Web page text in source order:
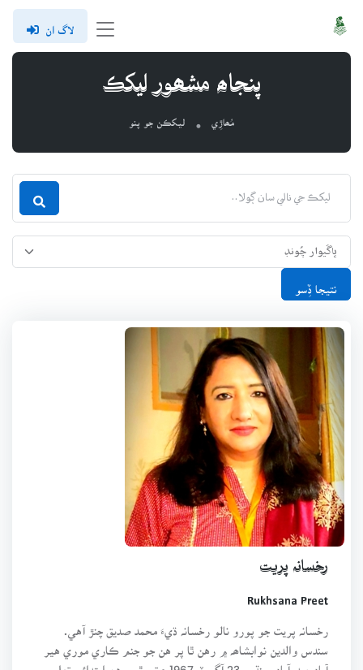
لاگ ان
پنجاھ مشھور ليکڪ
مُھاڙِي ليکڪن جو پنو
نتيجا ڏِسو
رخسانہ پريت
Rukhsana Preet
رخسانہ پريت جو پورو نالو رخسانہ ڌيءَ محمد صديق چنڙ آهي.
سندس والدين نوابشاھہ ۾ رهن ٿا پر هن جو جنم ڪاري موري هير
آباد حيدرآباد، سنڌ ۾ 23 آگسٽ 1967ع تي ٿيو. هن ابتدائي تعليم